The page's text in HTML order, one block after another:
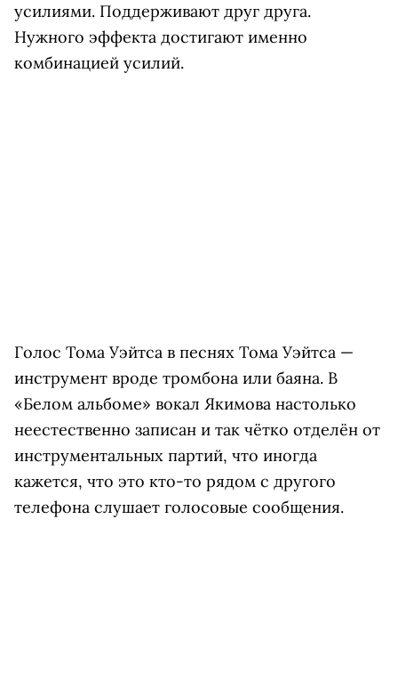
усилиями. Поддерживают друг друга.
Нужного эффекта достигают именно
комбинацией усилий.
Голос Тома Уэйтса в песнях Тома Уэйтса —
инструмент вроде тромбона или баяна. В
«Белом альбоме» вокал Якимова настолько
неестественно записан и так чётко отделён от
инструментальных партий, что иногда
кажется, что это кто-то рядом с другого
телефона слушает голосовые сообщения.